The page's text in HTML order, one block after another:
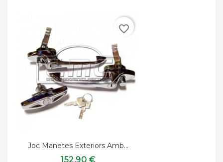
Joc Manetes Exteriors Amb...
152,90 €
favorite_border